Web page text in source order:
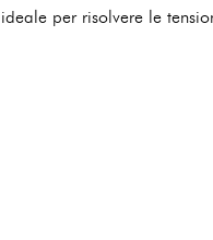
ideale per risolvere le